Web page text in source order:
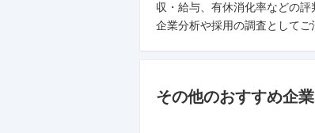
収・給与、有休消化率などの評
企業分析や採用の調査としてご
その他のおすすめ企業